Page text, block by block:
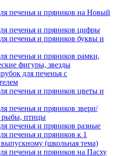
печенья и пряников на Новый
печенья и пряников цифры
печенья и пряников буквы и
печенья и пряников рамки,
фигуры, звезды
для печенья с
печенья и пряников цветы и
печенья и пряников звери/
рыбы, птицы
печенья и пряников разные
печенья и пряников к 1
выпускному (школьная тема)
печенья и пряников на Пасху